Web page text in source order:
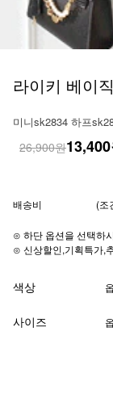
라이키 베이
미니sk2834 하프
26,900원13,400
배송비 (조
⊙ 하단 옵션을 선택하
⊙ 신상할인,기획특가,
색상
사이즈